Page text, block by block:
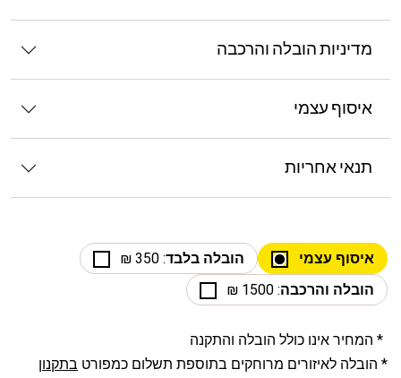
מדיניות הובלה והרכבה
איסוף עצמי
תנאי אחריות
איסוף עצמי הובלה בלבד: 350 ₪
הובלה והרכבה: 1500 ₪
* המחיר אינו כולל הובלה והתקנה
* הובלה לאיזורים מרוחקים בתוספת תשלום כמפורט בתקנון